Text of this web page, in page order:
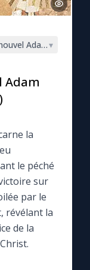
Adam (Narsaï
▾
Adam
la
le péché
sur
par le
révélant la
de la